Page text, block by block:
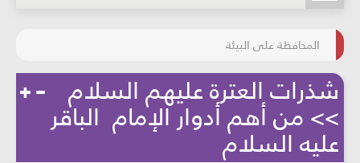
المحافظة على البيئة
شذرات العترة عليهم السلام
>> من أهم أدوار الإمام الباقر
عليه السلام